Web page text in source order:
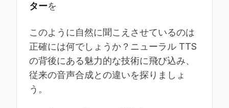
ターを
このように自然に聞こえさせているのは
正確には何でしょうか？ニューラル TTS
の背後にある魅力的な技術に飛び込み、
従来の音声合成との違いを探りましょ
う。